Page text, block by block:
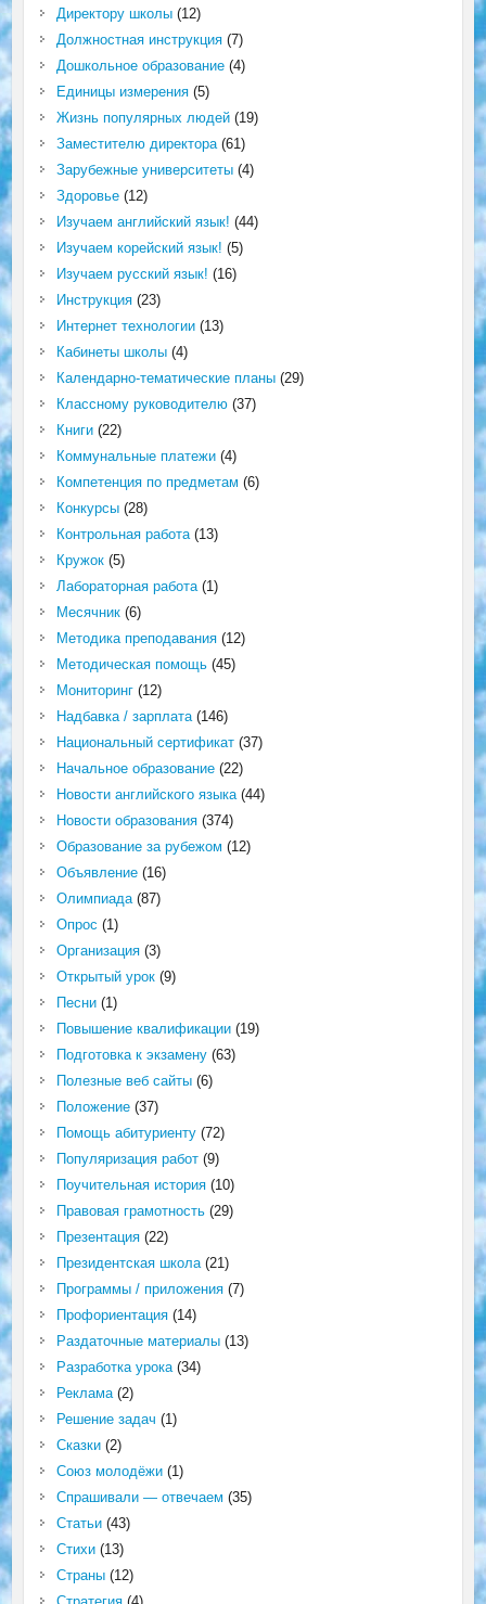
Директору школы(12)
Должностная инструкция(7)
Дошкольное образование(4)
Единицы измерения(5)
Жизнь популярных людей(19)
Заместителю директора(61)
Зарубежные университеты(4)
Здоровье(12)
Изучаем английский язык! (44)
Изучаем корейский язык! (5)
Изучаем русский язык! (16)
Инструкция(23)
Интернет технологии(13)
Кабинеты школы(4)
Календарно-тематические планы(29)
Классному руководителю(37)
Книги(22)
Коммунальные платежи(4)
Компетенция по предметам (6)
Конкурсы(28)
Контрольная работа(13)
Кружок(5)
Лабораторная работа(1)
Месячник(6)
Методика преподавания(12)
Методическая помощь(45)
Мониторинг(12)
Надбавка / зарплата(146)
Национальный сертификат(37)
Начальное образование(22)
Новости английского языка(44)
Новости образования(374)
Образование за рубежом (12)
Объявление(16)
Олимпиада(87)
Опрос (1)
Организация(3)
Открытый урок(9)
Песни(1)
Повышение квалификации(19)
Подготовка к экзамену(63)
Полезные веб сайты(6)
Положение(37)
Помощь абитуриенту(72)
Популяризация работ(9)
Поучительная история(10)
Правовая грамотность(29)
Презентация(22)
Президентская школа(21)
Программы / приложения(7)
Профориентация(14)
Раздаточные материалы(13)
Разработка урока(34)
Реклама(2)
Решение задач (1)
Сказки(2)
Союз молодёжи(1)
Спрашивали — отвечаем (35)
Статьи(43)
Стихи(13)
Страны(12)